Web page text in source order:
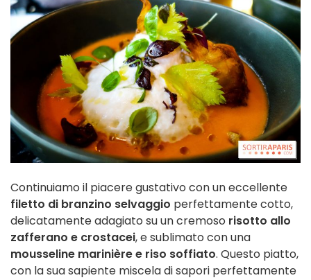
Continuiamo il piacere gustativo con un eccellente
filetto di branzino selvaggio perfettamente cotto,
delicatamente adagiato su un cremoso risotto allo
zafferano e crostacei, e sublimato con una
mousseline marinière e riso soffiato. Questo piatto,
con la sua sapiente miscela di sapori perfettamente